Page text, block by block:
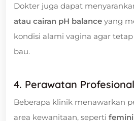
Dokter juga dapat
atau cairan pH balance yang
kondisi alami vagina agar
bau.
4. Perawatan
Beberapa klinik menawarkan
area kewanitaan, seperti